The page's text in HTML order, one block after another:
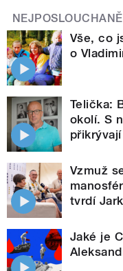
Vše, co
o
Telička:
okolí. S
Vzmuž
tvrdí
Jaké je